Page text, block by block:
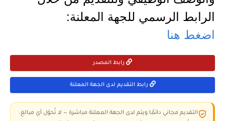
الرابط الرسمي للجهة المعلنة:
اضغط هنا
رابط المصدر
رابط التقديم لدى الجهة المعلنة
التقديم مجاني دائمًا ويتم لدى الجهة المعلنة مباشرة — لا تُحوّل أي مبالغ،